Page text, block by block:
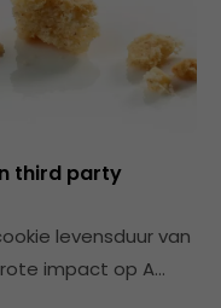
third party
levensduur van
impact op A…